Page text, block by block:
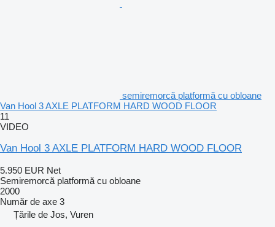
semiremorcă platformă cu obloane
Van Hool 3 AXLE PLATFORM HARD WOOD FLOOR
11
VIDEO
Van Hool 3 AXLE PLATFORM HARD WOOD FLOOR
5.950 EUR Net
Semiremorcă platformă cu obloane
2000
Număr de axe 3
Țările de Jos, Vuren